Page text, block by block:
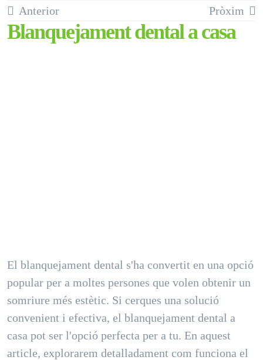
Saltar
al
Anterior Pròxim
Blanquejament dental a casa
El blanquejament dental s'ha convertit en una opció
popular per a moltes persones que volen obtenir un
somriure més estètic. Si cerques una solució
convenient i efectiva, el blanquejament dental a
casa pot ser l'opció perfecta per a tu. En aquest
article, explorarem detalladament com funciona el